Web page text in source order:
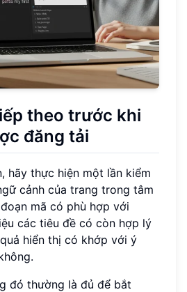
theo trước khi
đăng tải
hãy thực hiện một lần kiểm
cảnh của trang trong tâm
mã có phù hợp với
các tiêu đề có còn hợp lý
hiển thị có khớp với ý
đó thường là đủ để bắt